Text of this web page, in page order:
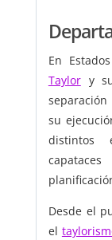
En
Taylory su
su
distintos
Desde el
el